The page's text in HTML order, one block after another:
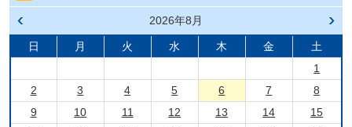
前の
月へ
戻る
2026年8月
次の
月へ
進む
日 月 火 水 木 金
土
1
2
3 4 5 6 7
8
9
10 11 12 13 14
15